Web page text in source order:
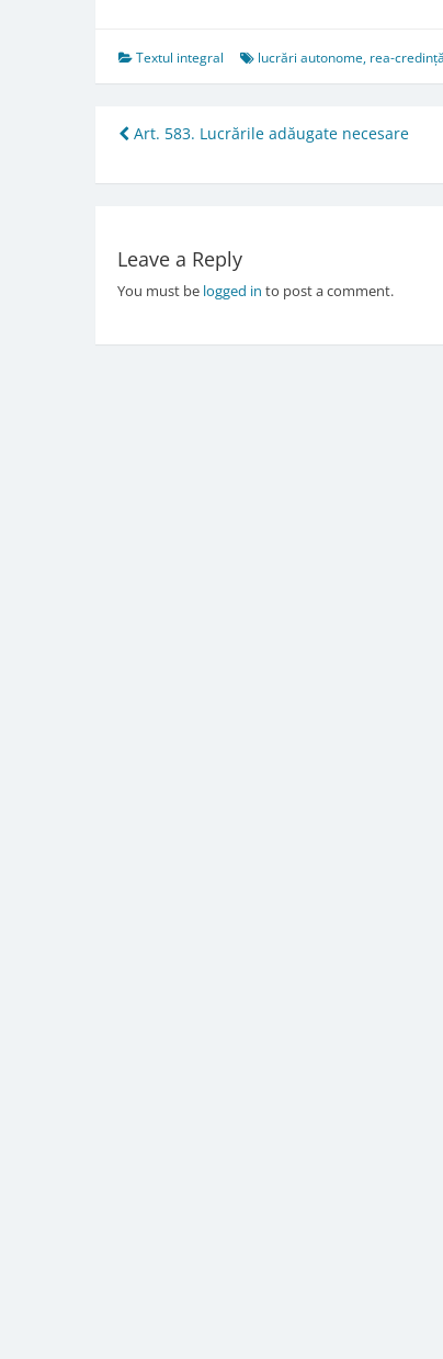
Textul integral lucrări autonome, rea-credință
Post
navigation
Art. 583. Lucrările adăugate necesare
Leave a Reply
You must be logged in to post a comment.